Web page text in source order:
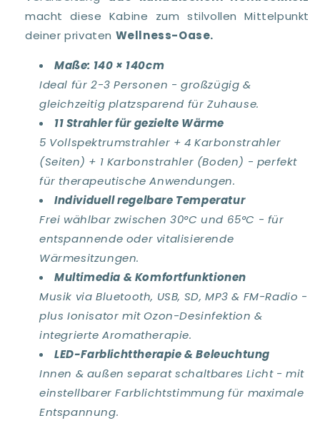
macht diese Kabine zum stilvollen Mittelpunkt
deiner privaten Wellness-Oase.
Maße: 140 × 140cm
Ideal für 2-3 Personen - großzügig &
gleichzeitig platzsparend für Zuhause.
11 Strahler für gezielte Wärme
5 Vollspektrumstrahler + 4 Karbonstrahler
(Seiten) + 1 Karbonstrahler (Boden) - perfekt
für therapeutische Anwendungen.
Individuell regelbare Temperatur
Frei wählbar zwischen 30°C und 65°C - für
entspannende oder vitalisierende
Wärmesitzungen.
Multimedia & Komfortfunktionen
Musik via Bluetooth, USB, SD, MP3 & FM-Radio -
plus Ionisator mit Ozon-Desinfektion &
integrierte Aromatherapie.
LED-Farblichttherapie & Beleuchtung
Innen & außen separat schaltbares Licht - mit
einstellbarer Farblichtstimmung für maximale
Entspannung.